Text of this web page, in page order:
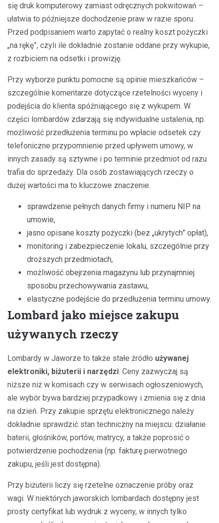
się druk komputerowy zamiast odręcznych pokwitowań –
ułatwia to późniejsze dochodzenie praw w razie sporu.
Przed podpisaniem warto zapytać o realny koszt pożyczki
„na rękę”, czyli ile dokładnie zostanie oddane przy wykupie,
z rozbiciem na odsetki i prowizję.
Przy wyborze punktu pomocne są opinie mieszkańców –
szczególnie komentarze dotyczące rzetelności wyceny i
podejścia do klienta spóźniającego się z wykupem. W
części lombardów zdarzają się indywidualne ustalenia, np.
możliwość przedłużenia terminu po wpłacie odsetek czy
telefoniczne przypomnienie przed upływem umowy, w
innych zasady są sztywne i po terminie przedmiot od razu
trafia do sprzedaży. Dla osób zostawiających rzeczy o
dużej wartości ma to kluczowe znaczenie.
sprawdzenie pełnych danych firmy i numeru NIP na
umowie,
jasno opisane koszty pożyczki (bez „ukrytych” opłat),
monitoring i zabezpieczenie lokalu, szczególnie przy
droższych przedmiotach,
możliwość obejrzenia magazynu lub przynajmniej
sposobu przechowywania zastawu,
elastyczne podejście do przedłużenia terminu umowy.
Lombard jako miejsce zakupu
używanych rzeczy
Lombardy w Jaworze to także stałe źródło używanej
elektroniki, biżuterii i narzędzi. Ceny zazwyczaj są
niższe niż w komisach czy w serwisach ogłoszeniowych,
ale wybór bywa bardziej przypadkowy i zmienia się z dnia
na dzień. Przy zakupie sprzętu elektronicznego należy
dokładnie sprawdzić stan techniczny na miejscu: działanie
baterii, głośników, portów, matrycy, a także poprosić o
potwierdzenie pochodzenia (np. fakturę pierwotnego
zakupu, jeśli jest dostępna).
Przy biżuterii liczy się rzetelne oznaczenie próby oraz
wagi. W niektórych jaworskich lombardach dostępny jest
prosty certyfikat lub wydruk z wyceny, w innych tylko